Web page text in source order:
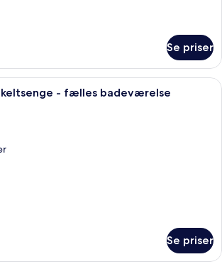
Se priser
Et værelse med to enkeltsenge, et
- fælles badeværelse
Se priser